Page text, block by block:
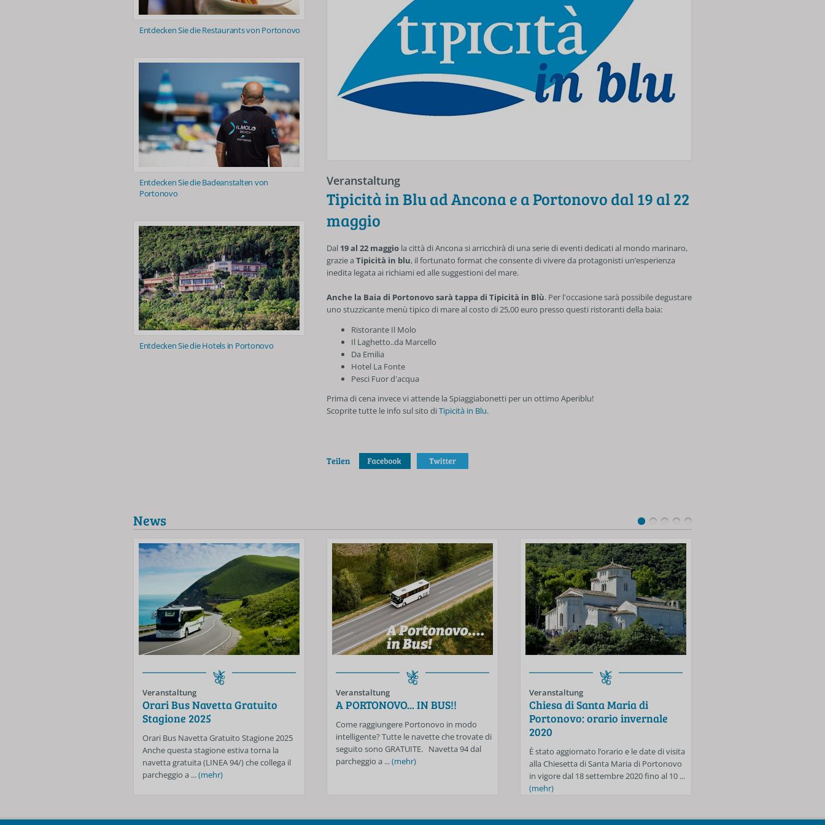
Entdecken Sie die Restaurants von Portonovo
Entdecken Sie die Badeanstalten von
Portonovo
Entdecken Sie die Hotels in Portonovo
Veranstaltung
Tipicità in Blu ad Ancona e a Portonovo dal 19 al 22
maggio
Dal 19 al 22 maggio la città di Ancona si arricchirà di una serie di eventi dedicati al mondo marinaro,
grazie a Tipicità in blu, il fortunato format che consente di vivere da protagonisti un’esperienza
inedita legata ai richiami ed alle suggestioni del mare.
Anche la Baia di Portonovo sarà tappa di Tipicità in Blù. Per l'occasione sarà possibile degustare
uno stuzzicante menù tipico di mare al costo di 25,00 euro presso questi ristoranti della baia:
Ristorante Il Molo
Il Laghetto..da Marcello
Da Emilia
Hotel La Fonte
Pesci Fuor d'acqua
Prima di cena invece vi attende la Spiaggiabonetti per un ottimo Aperiblu!
Scoprite tutte le info sul sito diTipicità in Blu.
Teilen
News
Veranstaltung
Orari Bus Navetta Gratuito
Stagione 2025
Orari Bus Navetta Gratuito Stagione 2025
Anche questa stagione estiva torna la
navetta gratuita (LINEA 94/) che collega il
parcheggio a ...(mehr)
Veranstaltung
A PORTONOVO... IN BUS!!
Come raggiungere Portonovo in modo
intelligente? Tutte le navette che trovate di
seguito sono GRATUITE. Navetta 94 dal
parcheggio a ...(mehr)
Veranstaltung
Chiesa di Santa Maria di
Portonovo: orario invernale
2020
È stato aggiornato l’orario e le date di visita
alla Chiesetta di Santa Maria di Portonovo
in vigore dal 18 settembre 2020 fino al 10 ...
(mehr)